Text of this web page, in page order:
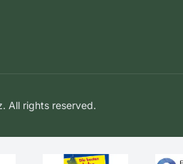
All rights reserved.